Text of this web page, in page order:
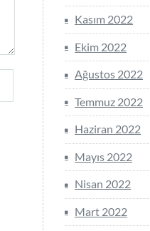
Kasım 2022
Ekim 2022
Ağustos 2022
Temmuz 2022
Haziran 2022
Mayıs 2022
Nisan 2022
Mart 2022